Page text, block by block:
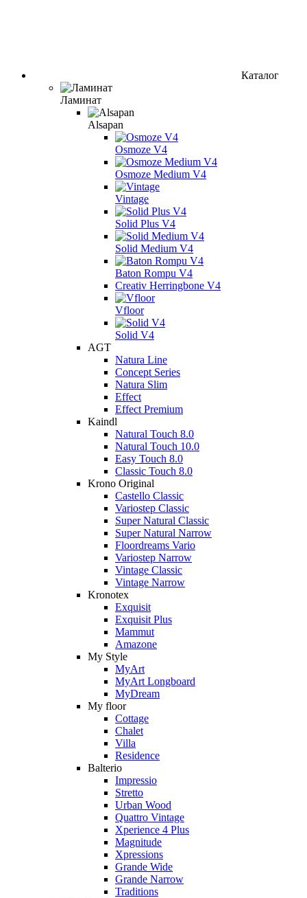
Каталог
Ламинат
Alsapan
Osmoze V4
Osmoze Medium V4
Vintage
Solid Plus V4
Solid Medium V4
Baton Rompu V4
Creativ Herringbone V4
Vfloor
Solid V4
AGT
Natura Line
Concept Series
Natura Slim
Effect
Effect Premium
Kaindl
Natural Touch 8.0
Natural Touch 10.0
Easy Touch 8.0
Classic Touch 8.0
Krono Original
Castello Classic
Variostep Classic
Super Natural Classic
Super Natural Narrow
Floordreams Vario
Variostep Narrow
Vintage Classic
Vintage Narrow
Kronotex
Exquisit
Exquisit Plus
Mammut
Amazone
My Style
MyArt
MyArt Longboard
MyDream
My floor
Cottage
Chalet
Villa
Residence
Balterio
Impressio
Stretto
Urban Wood
Quattro Vintage
Xperience 4 Plus
Magnitude
Xpressions
Grande Wide
Grande Narrow
Traditions